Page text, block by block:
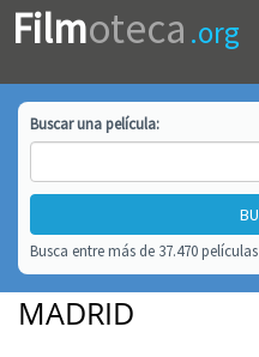
Filmoteca .org
Buscar unapelícula:
Busca entre más de 37.470 películas
MADRID